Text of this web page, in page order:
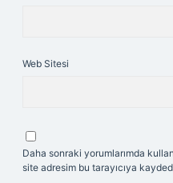
Web Sitesi
Daha sonraki yorumlarımda
site adresim bu tarayıcıya